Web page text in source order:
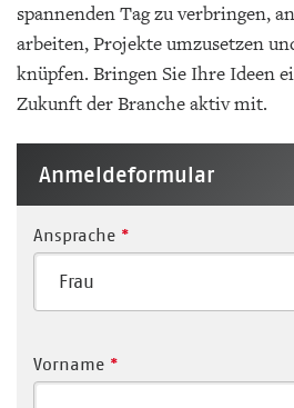
spannenden Tag zu verbringen,
arbeiten, Projekte umzusetzen
knüpfen. Bringen Sie Ihre Ideen
Zukunft der Branche aktiv mit.
Anmeldeformular
Ansprache *
Vorname *